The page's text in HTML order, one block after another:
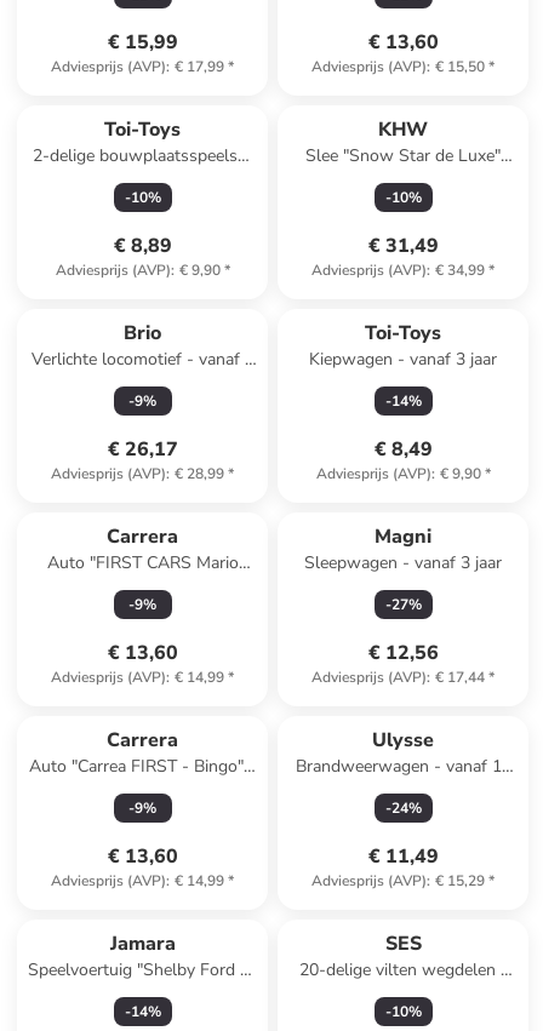
€ 15,99
Adviesprijs (AVP): € 17,99*
€ 13,60
Adviesprijs (AVP): € 15,50*
Toi-Toys
2-delige bouwplaatsspeelset
"VEHICOOL" - vanaf 3 jaar
-10%
€ 8,89
Adviesprijs (AVP): € 9,90*
KHW
Slee "Snow Star de Luxe"
blauw - vanaf 5 jaar
-10%
€ 31,49
Adviesprijs (AVP): € 34,99*
Brio
Verlichte locomotief - vanaf 3
jaar
-9%
€ 26,17
Adviesprijs (AVP): € 28,99*
Toi-Toys
Kiepwagen - vanaf 3 jaar
-14%
€ 8,49
Adviesprijs (AVP): € 9,90*
Carrera
Auto "FIRST CARS Mario
Kart(TM) - Luigi" groen -
vanaf 3 jaar
-9%
€ 13,60
Adviesprijs (AVP): € 14,99*
Magni
Sleepwagen - vanaf 3 jaar
-27%
€ 12,56
Adviesprijs (AVP): € 17,44*
Carrera
Auto "Carrea FIRST - Bingo" -
vanaf 3 jaar
-9%
€ 13,60
Adviesprijs (AVP): € 14,99*
Ulysse
Brandweerwagen - vanaf 18
maanden
-24%
€ 11,49
Adviesprijs (AVP): € 15,29*
Jamara
Speelvoertuig "Shelby Ford F-
150 Raptor" met hanger rood
- vanaf 18 maanden
-14%
SES
20-delige vilten wegdelen -
vanaf 2 jaar
-10%